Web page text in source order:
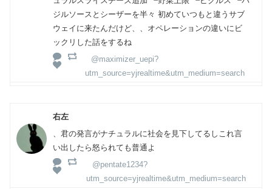
ジルソースとシーザーを半々 初めていつもと違うサブ
ウェイに来たんだけど、、オペレーションの違いにビ
ックリした話をするね
@maximizer_uepi?
utm_source=yjrealtime&utm_medium=search
右左
、君の発言がナチュラルに社会を見下してるしこれ言
い出したら怒られても普通よ
@pentate1234?
utm_source=yjrealtime&utm_medium=search